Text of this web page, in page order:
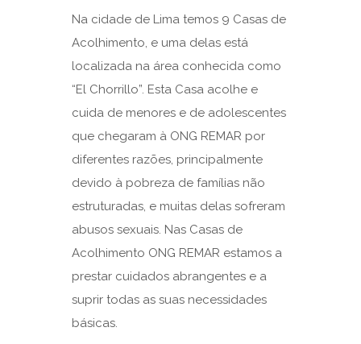
Na cidade de Lima temos 9 Casas de
Acolhimento, e uma delas está
localizada na área conhecida como
“El Chorrillo”. Esta Casa acolhe e
cuida de menores e de adolescentes
que chegaram à ONG REMAR por
diferentes razões, principalmente
devido à pobreza de famílias não
estruturadas, e muitas delas sofreram
abusos sexuais. Nas Casas de
Acolhimento ONG REMAR estamos a
prestar cuidados abrangentes e a
suprir todas as suas necessidades
básicas.